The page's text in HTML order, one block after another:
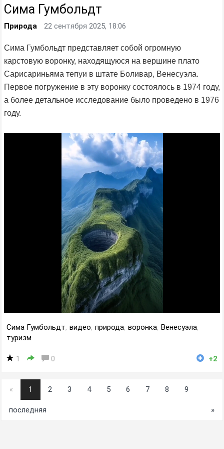
Сима Гумбольдт
Природа 22 сентября 2025, 18:06
Сима Гумбольдт представляет собой огромную
карстовую воронку, находящуюся на вершине плато
Сарисариньяма тепуи в штате Боливар, Венесуэла.
Первое погружение в эту воронку состоялось в 1974 году,
а более детальное исследование было проведено в 1976
году.
Сима Гумбольдт, видео, природа, воронка, Венесуэла,
туризм
1 0 +2
« 1 2 3 4 5 6 7 8 9
последняя »